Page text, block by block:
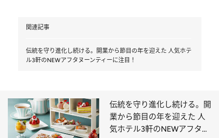
関連記事
伝統を守り進化し続ける。開業から節目の年を迎えた 人気ホテ
ル3軒のNEWアフタヌーンティーに注目！
伝統を守り進化し続ける。開
業から節目の年を迎えた 人
気ホテル3軒のNEWアフタヌ